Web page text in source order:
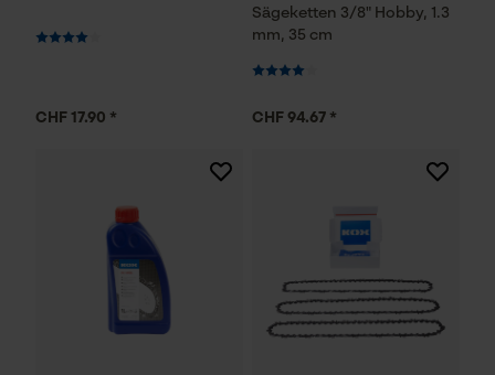
CHF 17.90 *
Sägeketten 3/8" Hobby, 1.3
mm, 35 cm
CHF 94.67 *